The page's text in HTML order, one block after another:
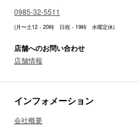
0985-32-5511
(月〜土12 - 20時 日祝 - 19時 水曜定休)
店舗へのお問い合わせ
店舗情報
インフォメーション
会社概要